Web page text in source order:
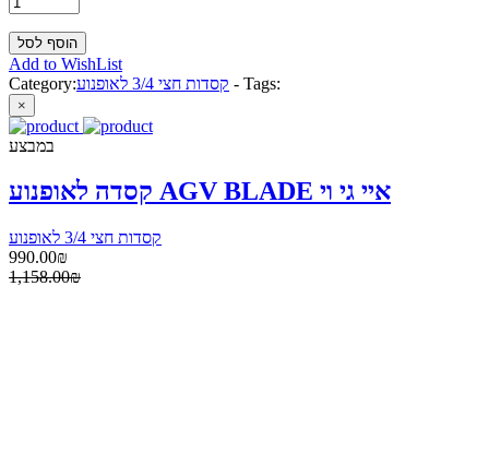
Add to WishList
Category:
קסדות חצי 3/4 לאופנוע - Tags:
×
במבצע
קסדה לאופנוע AGV BLADE איי גי וי
קסדות חצי 3/4 לאופנוע
990.00₪
1,158.00₪